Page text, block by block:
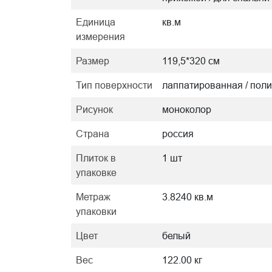
Единица
измерения
кв.м
Размер 119,5*320 см
Тип поверхности лаппатированная /
Рисунок моноколор
Страна россия
Плиток в
упаковке
1 шт
Метраж
упаковки
3.8240 кв.м
Цвет белый
Вес 122.00 кг